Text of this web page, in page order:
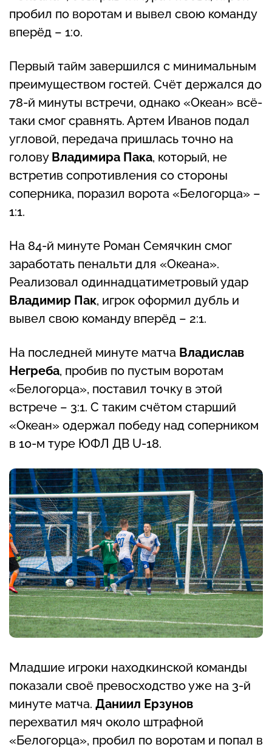
пробил по воротам и вывел свою команду
вперёд – 1:0.
Первый тайм завершился с минимальным
преимуществом гостей. Счёт держался до
78-й минуты встречи, однако «Океан» всё-
таки смог сравнять. Артем Иванов подал
угловой, передача пришлась точно на
голову Владимира Пака, который, не
встретив сопротивления со стороны
соперника, поразил ворота «Белогорца» –
1:1.
На 84-й минуте Роман Семячкин смог
заработать пенальти для «Океана».
Реализовал одиннадцатиметровый удар
Владимир Пак, игрок оформил дубль и
вывел свою команду вперёд – 2:1.
На последней минуте матча Владислав
Негреба, пробив по пустым воротам
«Белогорца», поставил точку в этой
встрече – 3:1. С таким счётом старший
«Океан» одержал победу над соперником
в 10-м туре ЮФЛ ДВ U-18.
Младшие игроки находкинской команды
показали своё превосходство уже на 3-й
минуте матча. Даниил Ерзунов
перехватил мяч около штрафной
«Белогорца», пробил по воротам и попал в